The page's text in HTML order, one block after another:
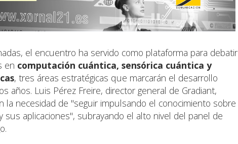
el encuentro ha servido como plataforma para debatir
en computación cuántica, sensórica cuántica y
, tres áreas estratégicas que marcarán el desarrollo
años. Luis Pérez Freire, director general de Gradiant,
la necesidad de "seguir impulsando el conocimiento sobre
sus aplicaciones", subrayando el alto nivel del panel de